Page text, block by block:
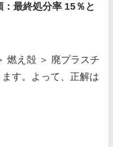
最終処分率 15％と
燃え殻 ＞ 廃プラスチ
す。よって、正解は